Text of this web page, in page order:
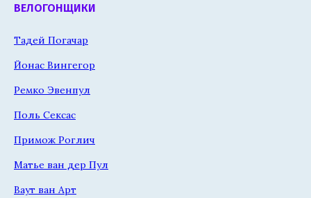
ВЕЛОГОНЩИКИ
Тадей Погачар
Йонас Вингегор
Ремко Эвенпул
Поль Сексас
Примож Роглич
Матье ван дер Пул
Ваут ван Арт